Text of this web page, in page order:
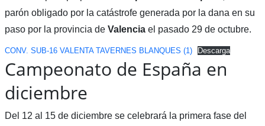
parón obligado por la catástrofe generada por la dana en su
paso por la provincia de Valenciael pasado 29 de octubre.
CONV. SUB-16 VALENTA TAVERNES BLANQUES (1) Descarga
Campeonato de España en
diciembre
Del 12 al 15 de diciembre se celebrará la primera fase del